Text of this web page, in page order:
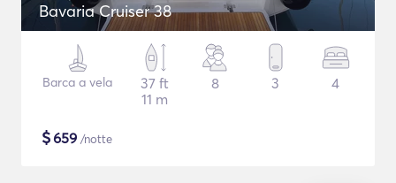
Bavaria Cruiser 38
Barca a vela
37 ft
11 m
8 3 4
$659 /notte